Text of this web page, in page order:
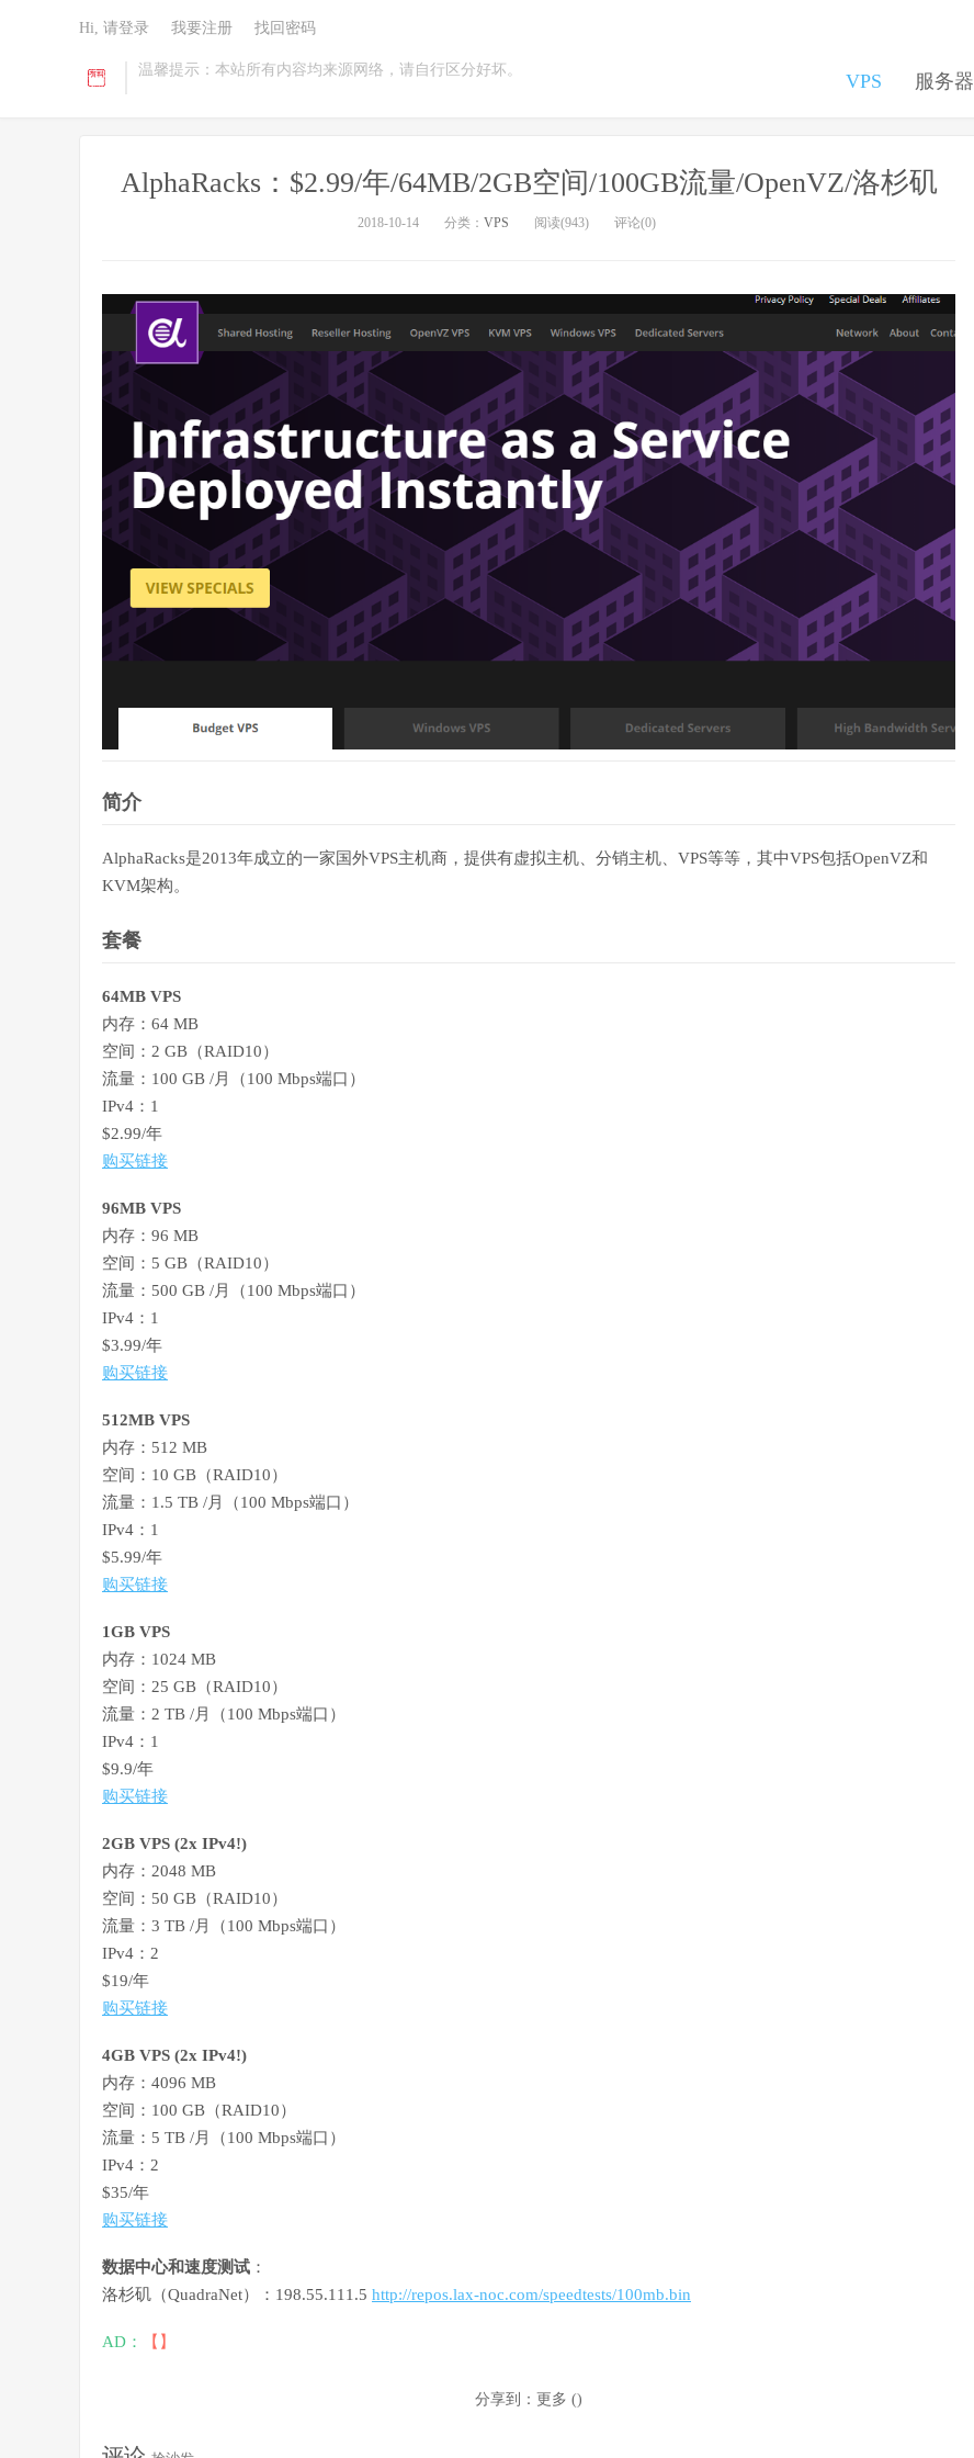
温馨提示：本站所有内容均来源网络，请自行区分好坏。
VPS 服务器
Hi, 请登录 我要注册 找回密码
AlphaRacks：$2.99/年/64MB/2GB空间/100GB流量/OpenVZ/洛杉矶
2018-10-14 分类： VPS 阅读(943) 评论(0)
简介
AlphaRacks是2013年成立的一家国外VPS主机商，提供有虚拟主机、分销主机、VPS等等，其中VPS包括OpenVZ和
KVM架构。
套餐
64MB VPS
内存：64 MB
空间：2 GB（RAID10）
流量：100 GB /月（100 Mbps端口）
IPv4：1
$2.99/年
购买链接
96MB VPS
内存：96 MB
空间：5 GB（RAID10）
流量：500 GB /月（100 Mbps端口）
IPv4：1
$3.99/年
购买链接
512MB VPS
内存：512 MB
空间：10 GB（RAID10）
流量：1.5 TB /月（100 Mbps端口）
IPv4：1
$5.99/年
购买链接
1GB VPS
内存：1024 MB
空间：25 GB（RAID10）
流量：2 TB /月（100 Mbps端口）
IPv4：1
$9.9/年
购买链接
2GB VPS (2x IPv4!)
内存：2048 MB
空间：50 GB（RAID10）
流量：3 TB /月（100 Mbps端口）
IPv4：2
$19/年
购买链接
4GB VPS (2x IPv4!)
内存：4096 MB
空间：100 GB（RAID10）
流量：5 TB /月（100 Mbps端口）
IPv4：2
$35/年
购买链接
数据中心和速度测试 ：
洛杉矶（QuadraNet）：198.55.111.5 http://repos.lax-noc.com/speedtests/100mb.bin
AD： 【】
分享到： 更多 ()